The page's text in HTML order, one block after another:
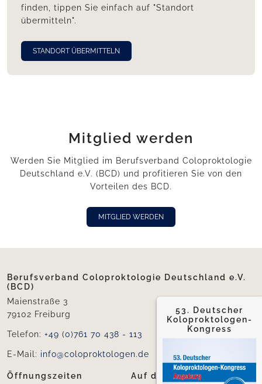
53. Deutscher
Koloproktologen-
Kongress
finden, tippen Sie einfach auf "Standort
übermitteln".
STANDORT ÜBERMITTELN
Mitglied werden
Werden Sie Mitglied im Berufsverband Coloproktologie
Deutschland e.V. (BCD) und profitieren Sie von den
Vorteilen des BCD.
MITGLIED WERDEN
Berufsverband Coloproktologie Deutschland e.V.
(BCD)
Maienstraße 3
79102 Freiburg
Telefon: +49 (0)761 70 438 - 113
E-Mail: info@coloproktologen.de
Öffnungszeiten Auf dieser Seite